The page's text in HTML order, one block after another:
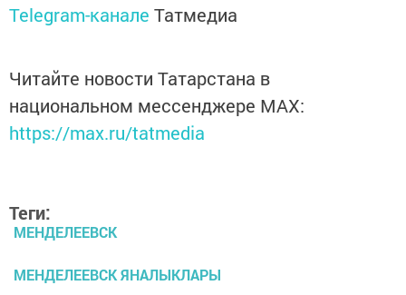
Telegram-канале Татмедиа
Читайте новости Татарстана в
национальном мессенджере MАХ:
https://max.ru/tatmedia
Теги:
МЕНДЕЛЕЕВСК
МЕНДЕЛЕЕВСК ЯНАЛЫКЛАРЫ